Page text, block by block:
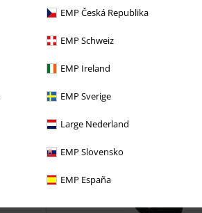
EMP Česká Republika
EMP Schweiz
EMP Ireland
EMP Sverige
Large Nederland
EMP Slovensko
EMP España